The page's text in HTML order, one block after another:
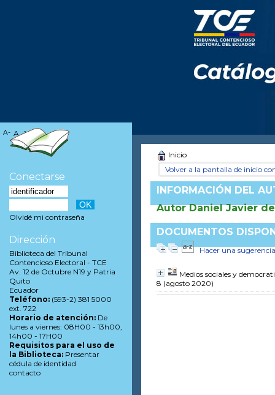
Inicio
Volver a la pantalla de inicio
INFORMACIÓN DEL
Autor Daniel Javier
DOCUMENTOS
Hacer una sugerencia
Medios sociales y
8 (agosto 2020)
A- A A+
Conectarse
Olvidé mi contraseña
Dirección
Biblioteca del Tribunal
Contencioso Electoral - TCE
Av. 12 de Octubre N19 y Patria
Quito
Ecuador
Teléfono: (593-2) 381 5000
ext. 722
Horario de atención: De
lunes a viernes: 08H00 - 13h00,
14h00 - 17H00
Requisitos para el uso de
la Biblioteca: Presentar
cédula de identidad
contacto